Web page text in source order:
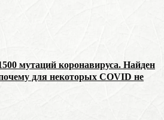
мутаций коронавируса. Найден
для некоторых COVID не